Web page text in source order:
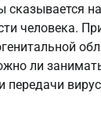
сказывается
человека.
ли
передачи